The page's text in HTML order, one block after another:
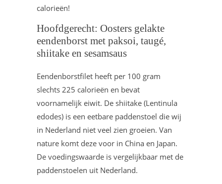
calorieën!
Hoofdgerecht: Oosters gelakte
eendenborst met paksoi, taugé,
shiitake en sesamsaus
Eendenborstfilet heeft per 100 gram
slechts 225 calorieën en bevat
voornamelijk eiwit. De shiitake (Lentinula
edodes) is een eetbare paddenstoel die wij
in Nederland niet veel zien groeien. Van
nature komt deze voor in China en Japan.
De voedingswaarde is vergelijkbaar met de
paddenstoelen uit Nederland.